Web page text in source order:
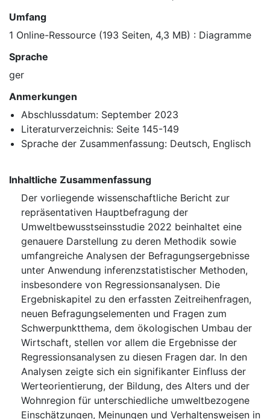
Umfang
1 Online-Ressource (193 Seiten, 4,3 MB) : Diagramme
Sprache
ger
Anmerkungen
Abschlussdatum: September 2023
Literaturverzeichnis: Seite 145-149
Sprache der Zusammenfassung: Deutsch, Englisch
Inhaltliche Zusammenfassung
Der vorliegende wissenschaftliche Bericht zur
repräsentativen Hauptbefragung der
Umweltbewusstseinsstudie 2022 beinhaltet eine
genauere Darstellung zu deren Methodik sowie
umfangreiche Analysen der Befragungsergebnisse
unter Anwendung inferenzstatistischer Methoden,
insbesondere von Regressionsanalysen. Die
Ergebniskapitel zu den erfassten Zeitreihenfragen,
neuen Befragungselementen und Fragen zum
Schwerpunktthema, dem ökologischen Umbau der
Wirtschaft, stellen vor allem die Ergebnisse der
Regressionsanalysen zu diesen Fragen dar. In den
Analysen zeigte sich ein signifikanter Einfluss der
Werteorientierung, der Bildung, des Alters und der
Wohnregion für unterschiedliche umweltbezogene
Einschätzungen, Meinungen und Verhaltensweisen in